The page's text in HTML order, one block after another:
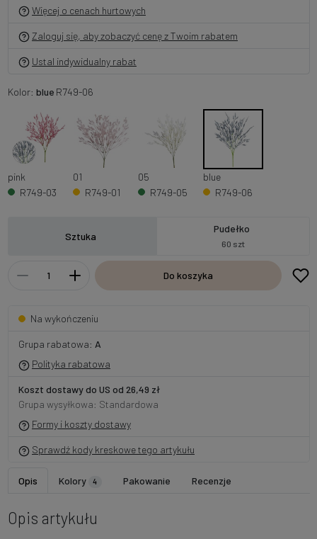
Więcej o cenach hurtowych
Zaloguj się, aby zobaczyć cenę z Twoim rabatem
Ustal indywidualny rabat
Kolor: blueR749-06
pink
R749-03
01
R749-01
05
R749-05
blue
R749-06
Sztuka
Pudełko
60 szt
Do koszyka
Na wykończeniu
Grupa rabatowa: A
Polityka rabatowa
Koszt dostawy do US od 26,49 zł
Grupa wysyłkowa: Standardowa
Formy i koszty dostawy
Sprawdź kody kreskowe tego artykułu
Opis Kolory 4 Pakowanie Recenzje
Opis artykułu